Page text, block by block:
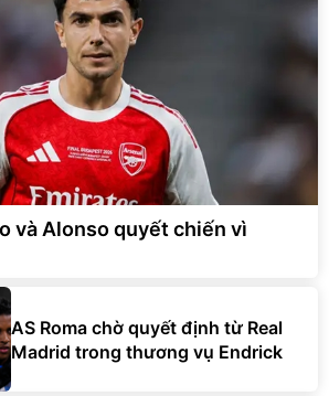
và Alonso quyết chiến vì
AS Roma chờ quyết định từ Real
Madrid trong thương vụ Endrick